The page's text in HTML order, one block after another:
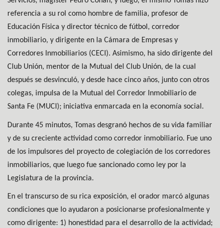
referencia a su rol como hombre de familia, profesor de
Educación Física y director técnico de fútbol, corredor
inmobiliario, y dirigente en la Cámara de Empresas y
Corredores Inmobiliarios (CECI). Asimismo, ha sido dirigente del
Club Unión, mentor de la Mutual del Club Unión, de la cual
después se desvinculó, y desde hace cinco años, junto con otros
colegas, impulsa de la Mutual del Corredor Inmobiliario de
Santa Fe (MUCI); iniciativa enmarcada en la economía social.
Durante 45 minutos, Tomas desgranó hechos de su vida familiar
y de su creciente actividad como corredor inmobiliario. Fue uno
de los impulsores del proyecto de colegiación de los corredores
inmobiliarios, que luego fue sancionado como ley por la
Legislatura de la provincia.
En el transcurso de su rica exposición, el orador marcó algunas
condiciones que lo ayudaron a posicionarse profesionalmente y
como dirigente: 1) honestidad para el desarrollo de la actividad;